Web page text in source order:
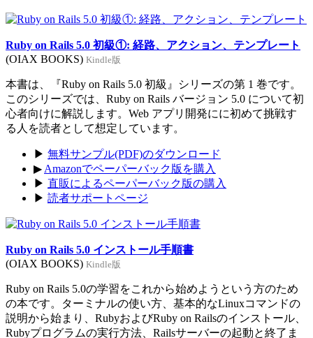
Ruby on Rails 5.0 初級①: 経路、アクション、テンプレート
(OIAX BOOKS) Kindle版
本書は、『Ruby on Rails 5.0 初級』シリーズの第 1 巻です。
このシリーズでは、Ruby on Rails バージョン 5.0 について初
心者向けに解説します。Web アプリ開発にに初めて挑戦す
る人を読者として想定しています。
▶ 無料サンプル(PDF)のダウンロード
▶ Amazonでペーパーバック版を購入
▶ 直販によるペーパーバック版の購入
▶ 読者サポートページ
Ruby on Rails 5.0 インストール手順書
(OIAX BOOKS) Kindle版
Ruby on Rails 5.0の学習をこれから始めようという方のため
の本です。ターミナルの使い方、基本的なLinuxコマンドの
説明から始まり、RubyおよびRuby on Railsのインストール、
Rubyプログラムの実行方法、Railsサーバーの起動と終了ま